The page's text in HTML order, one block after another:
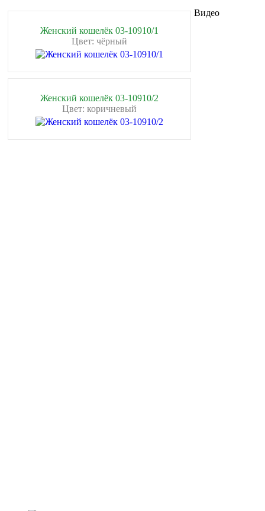
Женский кошелёк 03-10910/1
Цвет: чёрный
Женский кошелёк 03-10910/2
Цвет: коричневый
Видео